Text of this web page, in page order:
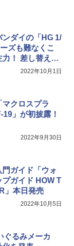
ンダイの「HG 1/
ズも難なくこ
！ 差し替えで
2022年10月1日
マクロスプラ
」が初披露！
2022年9月30日
門ガイド「ウォ
ガイド HOW T
」本日発売
2022年10月5日
ぐるみメーカ